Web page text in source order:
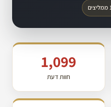
1,099
חוות דעת